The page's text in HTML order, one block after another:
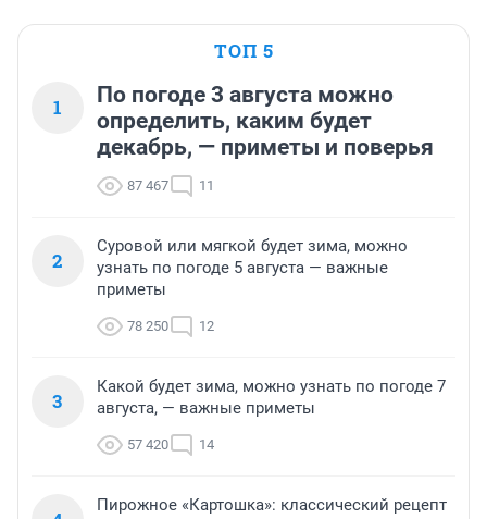
ТОП 5
1
По погоде 3 августа можно
определить, каким будет
декабрь, — приметы и поверья
87 467 11
2
Суровой или мягкой будет зима, можно
узнать по погоде 5 августа — важные
приметы
78 250 12
3
Какой будет зима, можно узнать по погоде 7
августа, — важные приметы
57 420 14
Пирожное «Картошка»: классический рецепт